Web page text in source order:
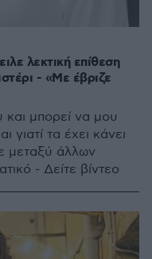
λεκτική επίθεση
- «Με έβριζε
μπορεί να μου
τα έχει κάνει
μεταξύ άλλων
- Δείτε βίντεο